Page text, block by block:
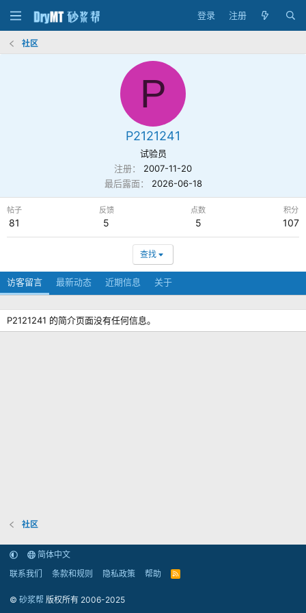
登录 注册
社区
P
P2121241
试验员
注册
2007-11-20
最后露面
2026-06-18
帖子
81
反馈
5
点数
5
积分
107
查找
访客留言 最新动态 近期信息 关于
P2121241 的简介页面没有任何信息。
社区
简体中文
联系我们
条款和规则 隐私政策 帮助
R
© 砂浆帮 版权所有 2006-2025